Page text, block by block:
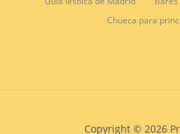
Chueca para
Copyright © 2026